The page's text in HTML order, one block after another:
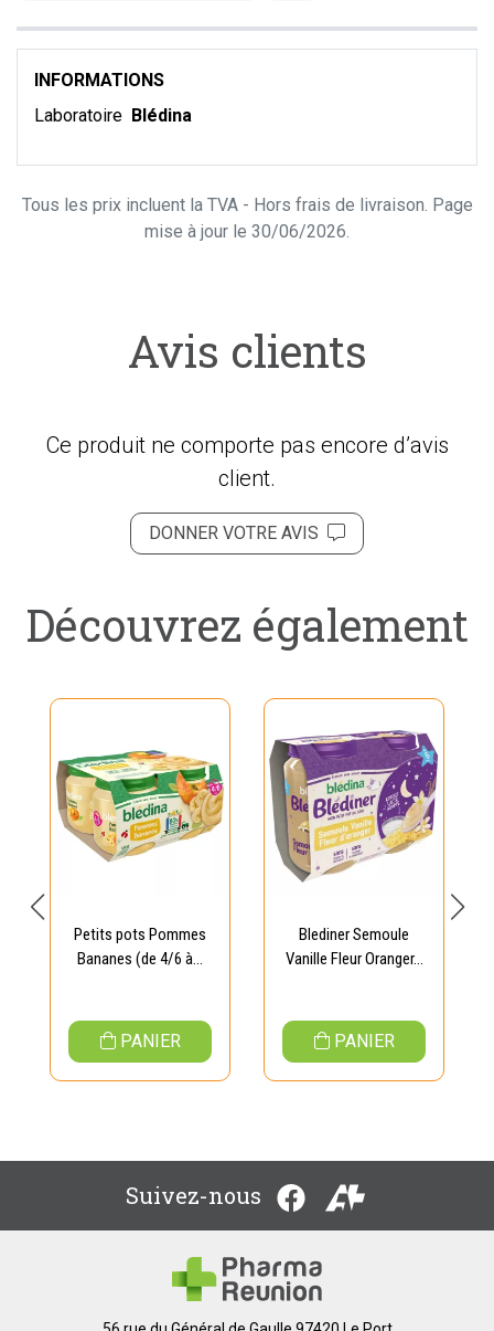
INFORMATIONS
Laboratoire Blédina
Tous les prix incluent la TVA - Hors frais de livraison. Page
mise à jour le 30/06/2026.
Avis clients
Ce produit ne comporte pas encore d’avis
client.
DONNER VOTRE AVIS
Découvrez également
Petits pots Pommes
Bananes (de 4/6 à...
PANIER
Blediner Semoule
Vanille Fleur Oranger...
PANIER
Suivez-nous